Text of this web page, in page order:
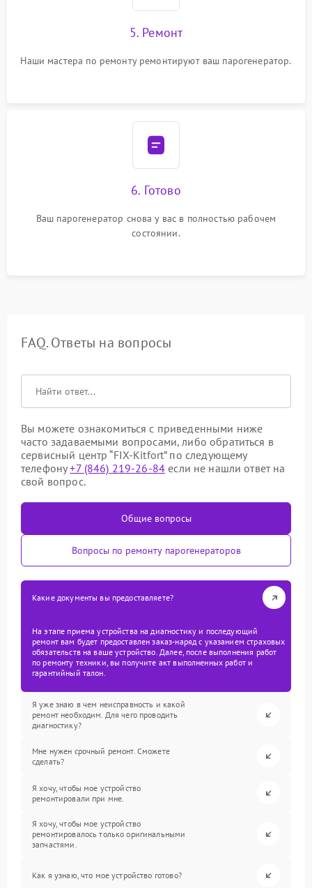
5. Ремонт
Наши мастера по ремонту ремонтируют ваш парогенератор.
6. Готово
Ваш парогенератор снова у вас в полностью рабочем
состоянии.
FAQ. Ответы на вопросы
Вы можете ознакомиться с приведенными ниже
часто задаваемыми вопросами, либо обратиться в
сервисный центр “FIX-Kitfort” по следующему
телефону+7 (846) 219-26-84 если не нашли ответ на
свой вопрос.
Общие вопросы
Вопросы по ремонту парогенераторов
Какие документы вы предоставляете?
На этапе приема устройства на диагностику и последующий
ремонт вам будет предоставлен заказ-наряд с указанием страховых
обязательств на ваше устройство. Далее, после выполнения работ
по ремонту техники, вы получите акт выполненных работ и
гарантийный талон.
Я уже знаю в чем неисправность и какой
ремонт необходим. Для чего проводить
диагностику?
Мне нужен срочный ремонт. Сможете
сделать?
Я хочу, чтобы мое устройство
ремонтировали при мне.
Я хочу, чтобы мое устройство
ремонтировалось только оригинальными
запчастями.
Как я узнаю, что мое устройство готово?